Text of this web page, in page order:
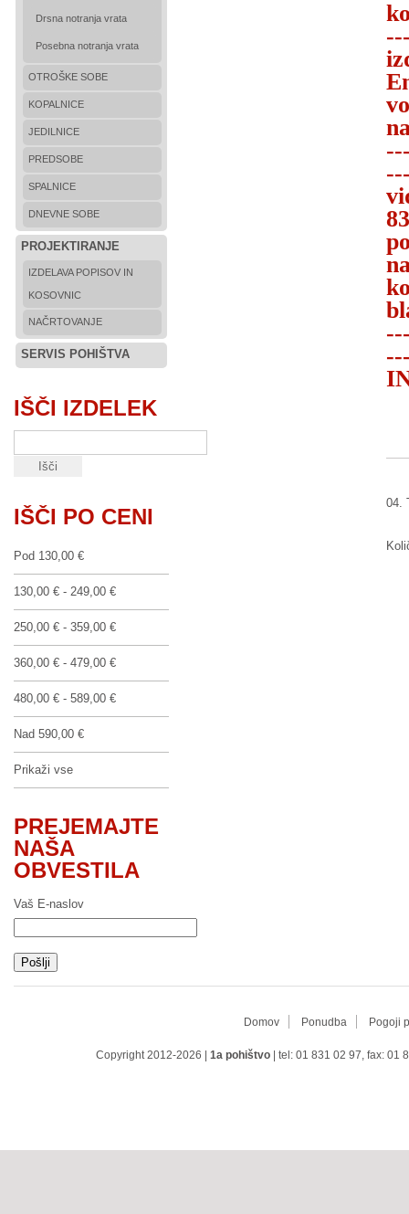
04.
Drsna notranja vrata
Posebna notranja vrata
OTROŠKE SOBE
KOPALNICE
JEDILNICE
PREDSOBE
SPALNICE
DNEVNE SOBE
PROJEKTIRANJE
IZDELAVA POPISOV IN
KOSOVNIC
NAČRTOVANJE
SERVIS POHIŠTVA
IŠČI IZDELEK
IŠČI PO CENI
Pod 130,00 €
130,00 € - 249,00 €
250,00 € - 359,00 €
360,00 € - 479,00 €
480,00 € - 589,00 €
Nad 590,00 €
Prikaži vse
PREJEMAJTE
NAŠA
OBVESTILA
Vaš E-naslov
Domov Ponudba Pogoji
Copyright 2012-2026 | 1a pohištvo | tel: 01 831 02 97, fax: 01